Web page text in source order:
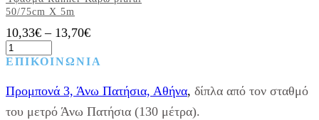
50/75cm X 5m
10,33€ – 13,70€Price
10,33€
13,70€
Ύφασμα
Runner
plural
50/75cm
X
Αυτό
προϊόν
έχει
πολλαπλές
ΕΠΙΚΟΙΝΩΝΙΑ
Προμπονά 3, Άνω Πατήσια, Αθήνα, δίπλα από τον σταθμό
του μετρό Άνω Πατήσια (130 μέτρα).